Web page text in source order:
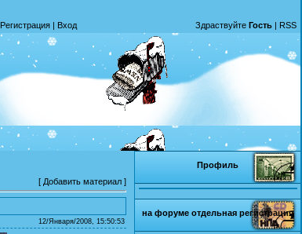
Регистрация | Вход Здраствуйте Гость | RSS
[ Добавить материал ]
12/Января/2008, 15:50:53
Профиль
на форуме отдельная регистрация